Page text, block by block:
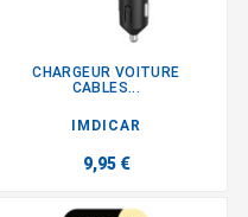
CHARGEUR VOITURE
CABLES...
IMDICAR
9,95 €